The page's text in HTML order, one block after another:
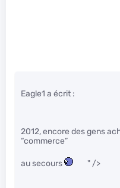
Eagle1 a écrit :
2012, encore des gens
“commerce”
au secours " />